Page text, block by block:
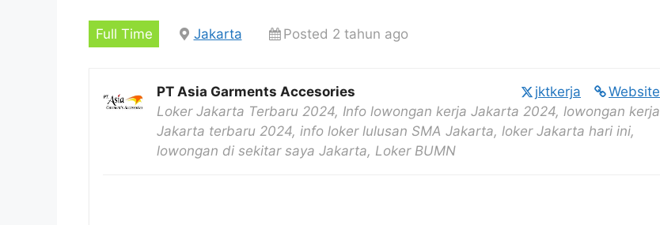
Full Time Jakarta Posted 2 tahun ago
Website
jktkerja
PT Asia Garments Accesories
Loker Jakarta Terbaru 2024, Info lowongan kerja Jakarta 2024, lowongan kerja
Jakarta terbaru 2024, info loker lulusan SMA Jakarta, loker Jakarta hari ini,
lowongan di sekitar saya Jakarta, Loker BUMN